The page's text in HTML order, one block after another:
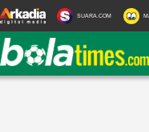
SUARA.COM